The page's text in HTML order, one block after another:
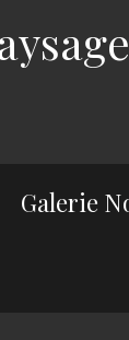
Galerie